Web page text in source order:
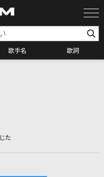
歌手名 歌詞
索
た